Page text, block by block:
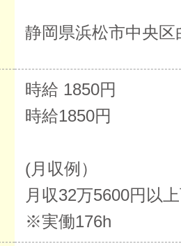
静岡県浜松市中央
時給 1850円
時給1850円
(月収例）
月収32万5600円以
※実働176h